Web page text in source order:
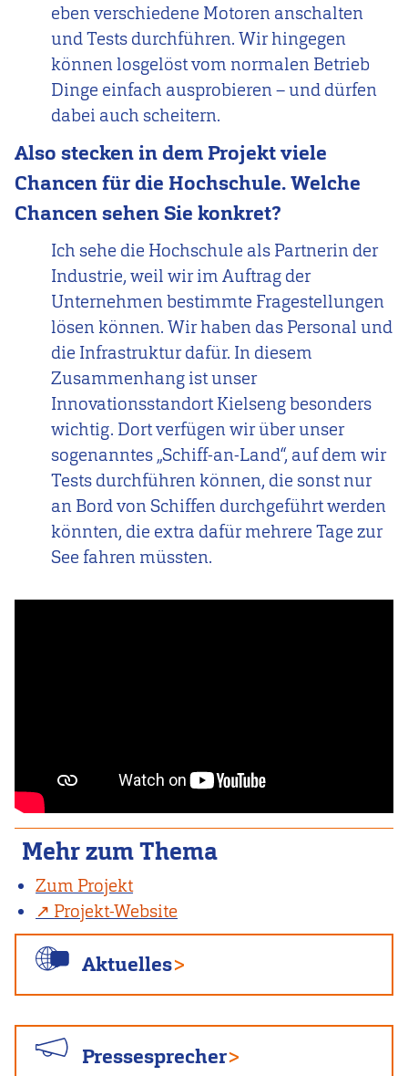
eben verschiedene Motoren anschalten
und Tests durchführen. Wir hingegen
können losgelöst vom normalen Betrieb
Dinge einfach ausprobieren – und dürfen
dabei auch scheitern.
Also stecken in dem Projekt viele
Chancen für die Hochschule. Welche
Chancen sehen Sie konkret?
Ich sehe die Hochschule als Partnerin der
Industrie, weil wir im Auftrag der
Unternehmen bestimmte Fragestellungen
lösen können. Wir haben das Personal und
die Infrastruktur dafür. In diesem
Zusammenhang ist unser
Innovationsstandort Kielseng besonders
wichtig. Dort verfügen wir über unser
sogenanntes „Schiff-an-Land“, auf dem wir
Tests durchführen können, die sonst nur
an Bord von Schiffen durchgeführt werden
könnten, die extra dafür mehrere Tage zur
See fahren müssten.
Mehr zum Thema
Zum Projekt
Projekt-Website
Aktuelles
Pressesprecher